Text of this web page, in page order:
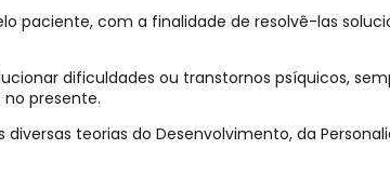
paciente, com a finalidade de resolvê-las
dificuldades ou transtornos psíquicos,
presente.
teorias do Desenvolvimento, da